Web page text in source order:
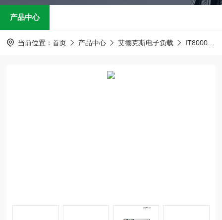
在线留言
产品中心
当前位置： 首页 产品中心 艾德克斯电子负载 IT8000系列 回馈式直流电子负载